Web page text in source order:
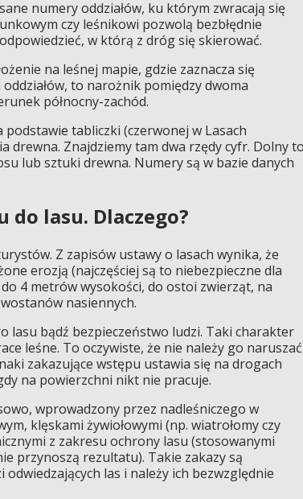
numery oddziałów, ku którym zwracają się
czy leśnikowi pozwolą bezbłędnie
w którą z dróg się skierować.
na leśnej mapie, gdzie zaznacza się
oddziałów, to narożnik pomiędzy dwoma
północny-zachód.
tabliczki (czerwonej w Lasach
drewna. Znajdziemy tam dwa rzędy cyfr. Dolny
lub sztuki drewna. Numery są w bazie danych
do lasu. Dlaczego?
Z zapisów ustawy o lasach wynika, że
erozją (najczęściej są to niebezpieczne dla
4 metrów wysokości, do ostoi zwierząt, na
nasiennych.
lasu bądź bezpieczeństwo ludzi. Taki charakter
leśne. To oczywiste, że nie należy go
zakazujące wstępu ustawia się na drogach
na powierzchni nikt nie pracuje.
wprowadzony przez nadleśniczego w
klęskami żywiołowymi (np. wiatrołomy czy
z zakresu ochrony lasu (stosowanymi
przynoszą rezultatu). Takie zakazy są
las i należy ich bezwzględnie